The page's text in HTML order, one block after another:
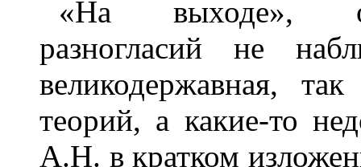
«На выходе»,
разногласий не
великодержавная,
теорий, а какие-то
А.Н. в кратком